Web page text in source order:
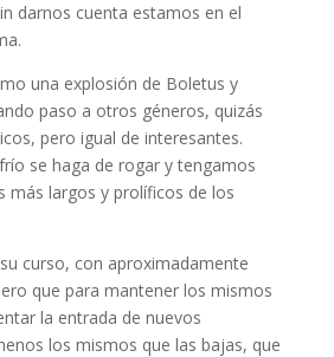
darnos cuenta estamos en el
una explosión de Boletus y
paso a otros géneros, quizás
pero igual de interesantes.
se haga de rogar y tengamos
más largos y prolíficos de los
curso, con aproximadamente
que para mantener los mismos
la entrada de nuevos
los mismos que las bajas, que